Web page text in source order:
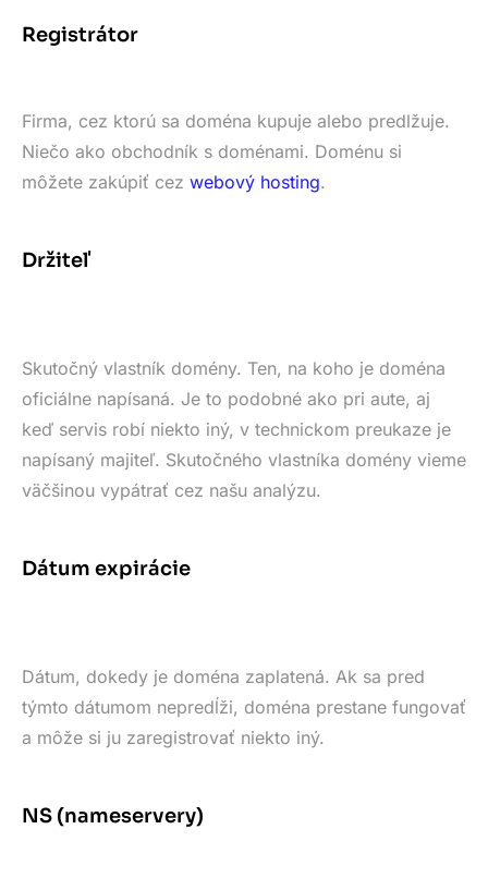
Registrátor
Firma, cez ktorú sa doména kupuje alebo predlžuje.
Niečo ako obchodník s doménami. Doménu si
môžete zakúpiť cez webový hosting.
Držiteľ
Skutočný vlastník domény. Ten, na koho je doména
oficiálne napísaná. Je to podobné ako pri aute, aj
keď servis robí niekto iný, v technickom preukaze je
napísaný majiteľ. Skutočného vlastníka domény vieme
väčšinou vypátrať cez našu analýzu.
Dátum expirácie
Dátum, dokedy je doména zaplatená. Ak sa pred
týmto dátumom nepredĺži, doména prestane fungovať
a môže si ju zaregistrovať niekto iný.
NS (nameservery)